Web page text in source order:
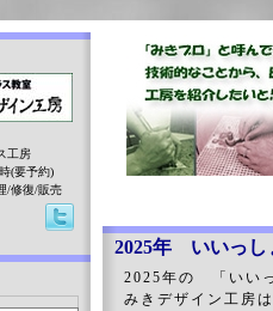
2025年 いいっ
2025年の 「いい
みきデザイン工房
工房
(要予約)
/修復/販売